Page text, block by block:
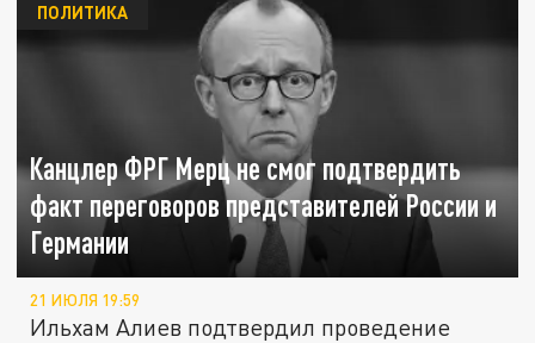
Канцлер ФРГ Мерц не смог подтвердить
факт переговоров представителей России и
Германии
ПОЛИТИКА
21 ИЮЛЯ 19:59
Ильхам Алиев подтвердил проведение